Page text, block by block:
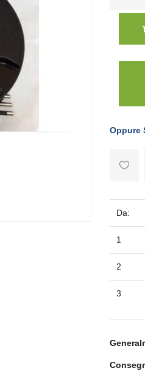
Oppure
Da:
1
2
3